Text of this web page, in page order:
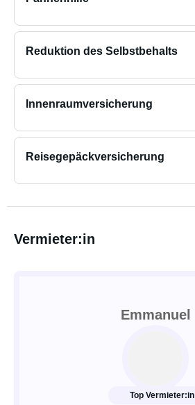
Reduktion des Selbstbehalts
Innenraumversicherung
Reisegepäckversicherung
Vermieter:in
Emmanuel
Top Vermieter:in